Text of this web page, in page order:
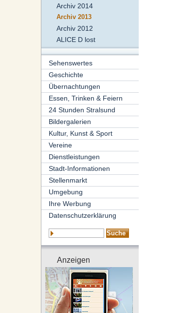
Archiv 2014
Archiv 2013
Archiv 2012
ALICE D lost
Sehenswertes
Geschichte
Übernachtungen
Essen, Trinken & Feiern
24 Stunden Stralsund
Bildergalerien
Kultur, Kunst & Sport
Vereine
Dienstleistungen
Stadt-Informationen
Stellenmarkt
Umgebung
Ihre Werbung
Datenschutzerklärung
Anzeigen